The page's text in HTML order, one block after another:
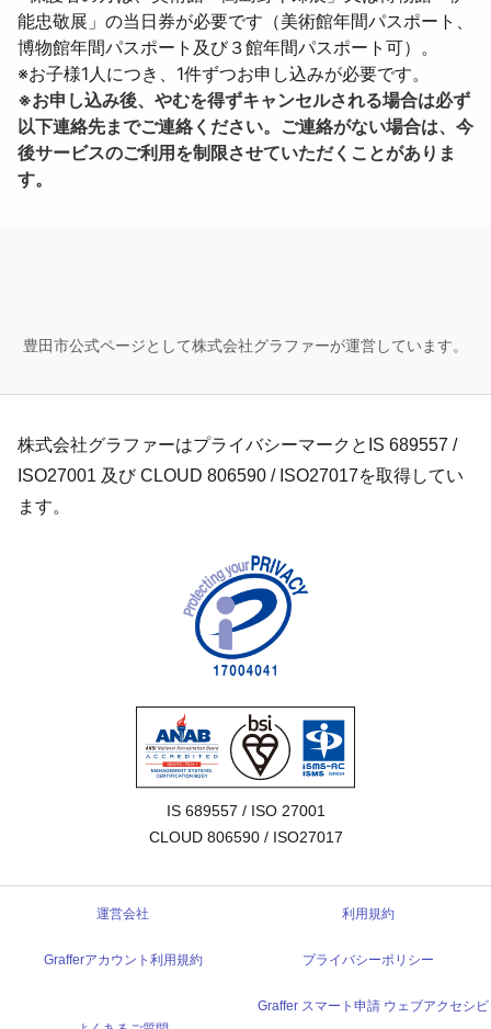
能忠敬展」の当日券が必要です（美術館年間パスポート、
博物館年間パスポート及び３館年間パスポート可）。
※お子様1人につき、1件ずつお申し込みが必要です。
※お申し込み後、やむを得ずキャンセルされる場合は必ず
以下連絡先までご連絡ください。ご連絡がない場合は、今
後サービスのご利用を制限させていただくことがありま
す。
豊田市公式ページとして株式会社グラファーが運営しています。
株式会社グラファーはプライバシーマークとIS 689557 /
ISO27001 及び CLOUD 806590 / ISO27017を取得してい
ます。
IS 689557 / ISO 27001
CLOUD 806590 / ISO27017
運営会社 利用規約
Grafferアカウント利用規約 プライバシーポリシー
Graffer スマート申請 ウェブアクセシビ